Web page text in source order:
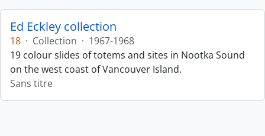
Ed Eckley collection
18 · Collection · 1967-1968
19 colour slides of totems and sites in Nootka Sound
on the west coast of Vancouver Island.
Sans titre